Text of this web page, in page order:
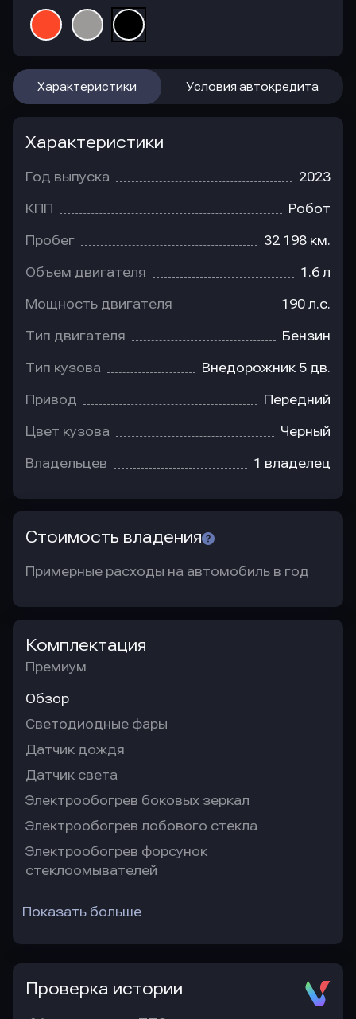
Характеристики Условия автокредита
Характеристики
Год выпуска 2023
КПП Робот
Пробег 32 198 км.
Объем двигателя 1.6 л
Мощность двигателя 190 л.с.
Тип двигателя Бензин
Тип кузова Внедорожник 5 дв.
Привод Передний
Цвет кузова Черный
Владельцев 1 владелец
Стоимость владения
Примерные расходы на автомобиль в год
Комплектация
Премиум
Обзор
Светодиодные фары
Датчик дождя
Датчик света
Электрообогрев боковых зеркал
Электрообогрев лобового стекла
Электрообогрев форсунок
стеклоомывателей
Показать больше
Проверка истории